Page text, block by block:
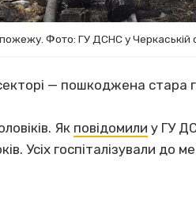
пожежу. Фото: ГУ ДСНС у Черкаській
— пошкоджена стара
Як повідомили у ГУ
Усіх госпіталізували до